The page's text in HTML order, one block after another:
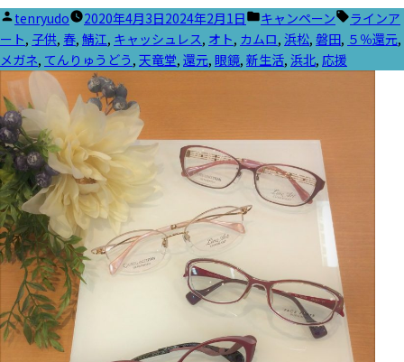
投
稿
者:
tenryudo 2020年4月3日2024年2月1日
カ
テ
ゴ
キャンペーン
タ
グ:
ラインア
ート, 子供, 春, 鯖江, キャッシュレス, オト, カムロ, 浜松, 磐田, ５％還元,
メガネ, てんりゅうどう , 天竜堂, 還元, 眼鏡, 新生活, 浜北, 応援